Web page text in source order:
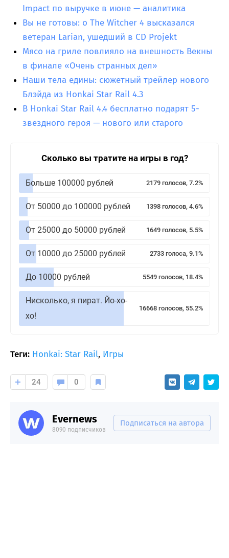
Impact по выручке в июне — аналитика
Вы не готовы: о The Witcher 4 высказался
ветеран Larian, ушедший в CD Projekt
Мясо на гриле повлияло на внешность Векны
в финале «Очень странных дел»
Наши тела едины: сюжетный трейлер нового
Блэйда из Honkai Star Rail 4.3
В Honkai Star Rail 4.4 бесплатно подарят 5-
звездного героя — нового или старого
Сколько вы тратите на игры в год?
Больше 100000 рублей 2179 голосов, 7.2%
От 50000 до 100000 рублей 1398 голосов, 4.6%
От 25000 до 50000 рублей 1649 голосов, 5.5%
От 10000 до 25000 рублей 2733 голоса, 9.1%
До 10000 рублей 5549 голосов, 18.4%
Нисколько, я пират. Йо-хо-
хо!
16668 голосов, 55.2%
Теги: Honkai: Star Rail, Игры
24 0
Evernews
8090 подписчиков
Подписаться на автора